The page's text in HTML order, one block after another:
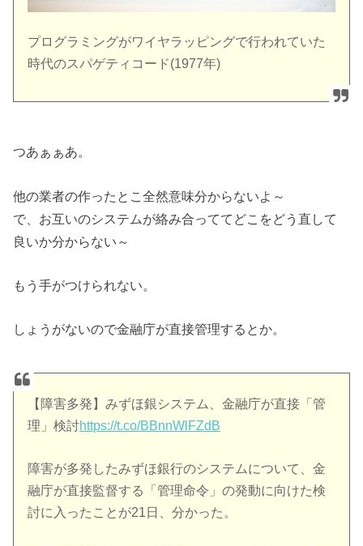
プログラミングがワイヤラッピングで行われていた
時代のスパゲティコード(1977年)
つあぁぁあ。
他の業者の作ったとこ全然意味分からないよ～
で、お互いのシステムが絡み合っててどこをどう直して
良いか分からない～
もう手がつけられない。
しょうがないので金融庁が直接管理するとか。
【障害多発】みずほ銀システム、金融庁が直接「管
理」検討https://t.co/BBnnWlFZdB
障害が多発したみずほ銀行のシステムについて、金
融庁が直接監督する「管理命令」の発動に向けた検
討に入ったことが21日、分かった。